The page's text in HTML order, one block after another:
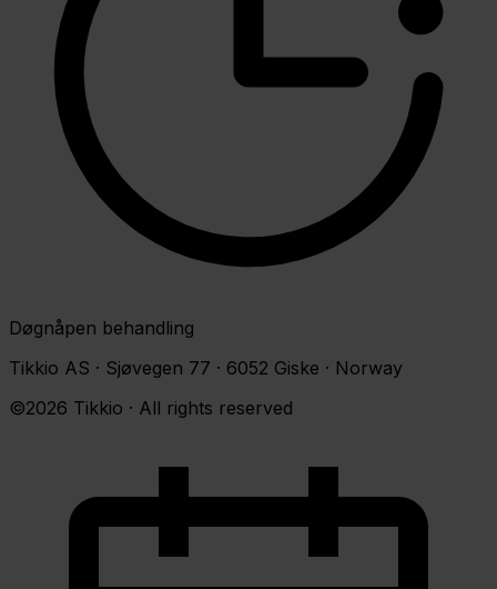
Døgnåpen behandling
Tikkio AS · Sjøvegen 77 · 6052 Giske · Norway
©2026 Tikkio · All rights reserved